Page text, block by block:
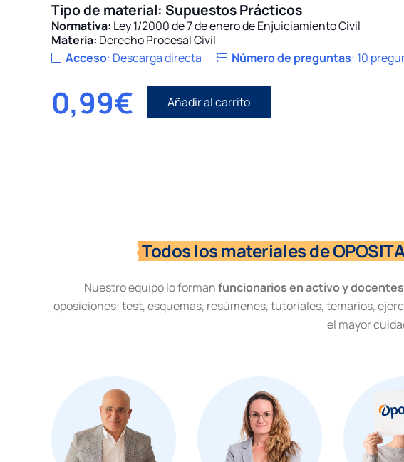
Tipo de material: Supuestos Prácticos
Normativa: Ley 1/2000 de 7 de enero de Enjuiciamiento Civil
Materia: Derecho Procesal Civil
Acceso: Descarga directa Número de preguntas: 10
0,99€
Civil
I
Añadir al carrito
Todos los materiales de
Nuestro equipo lo formanfuncionarios en activo y
oposiciones: test, esquemas, resúmenes, tutoriales, temarios,
el mayor